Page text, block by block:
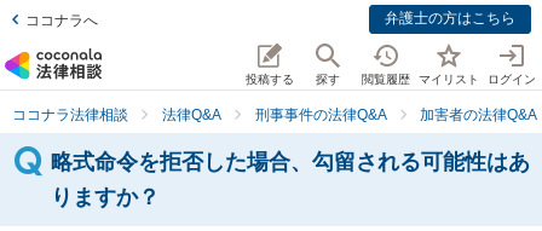
ココナラへ 弁護士の方はこちら
投稿する 探す 閲覧履歴 マイリスト ログイン
ココナラ法律相談 法律Q&A 刑事事件の法律Q&A 加害者の法律Q&A
略式命令を拒否した場合、勾留される可能性はあ
りますか？